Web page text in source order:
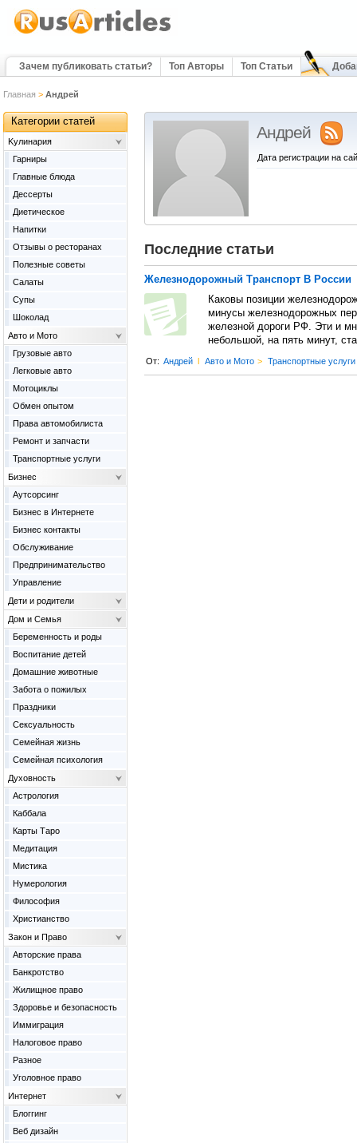
Зачем публиковать статьи? Топ Авторы Топ Статьи
Главная > Андрей
Андрей
Дата регистрации на
Последние статьи
Железнодорожный Транспорт В России
Каковы позиции
минусы железнодорожных
железной дороги РФ. Эти и
небольшой, на пять минут,
От: Андрей l Авто и Мото > Транспортные услуги
Категории статей
Kулинария
Гарниры
Главные блюда
Дессерты
Диетическое
Напитки
Отзывы о ресторанах
Полезные советы
Салаты
Супы
Шоколад
Авто и Мото
Грузовые авто
Легковые авто
Мотоциклы
Обмен опытом
Права автомобилиста
Ремонт и запчасти
Транспортные услуги
Бизнес
Аутсорсинг
Бизнес в Интернете
Бизнес контакты
Обслуживание
Предпринимательство
Управление
Дети и родители
Дом и Семья
Беременность и роды
Воспитание детей
Домашние животные
Забота о пожилых
Праздники
Сексуальность
Семейная жизнь
Семейная психология
Духовность
Астрология
Каббала
Карты Таро
Медитация
Мистика
Нумерология
Философия
Христианство
Закон и Право
Авторские права
Банкротство
Жилищное право
Здоровье и безопасность
Иммиграция
Налоговое право
Разное
Уголовное право
Интернет
Блоггинг
Веб дизайн